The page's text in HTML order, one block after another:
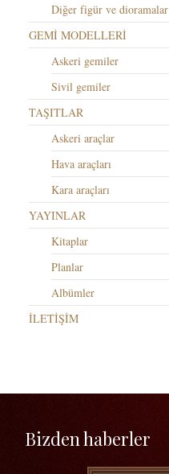
Diğer figür ve dioramalar
GEMİ MODELLERİ
Askeri gemiler
Sivil gemiler
TAŞITLAR
Askeri araçlar
Hava araçları
Kara araçları
YAYINLAR
Kitaplar
Planlar
Albümler
İLETİŞİM
Bizden haberler